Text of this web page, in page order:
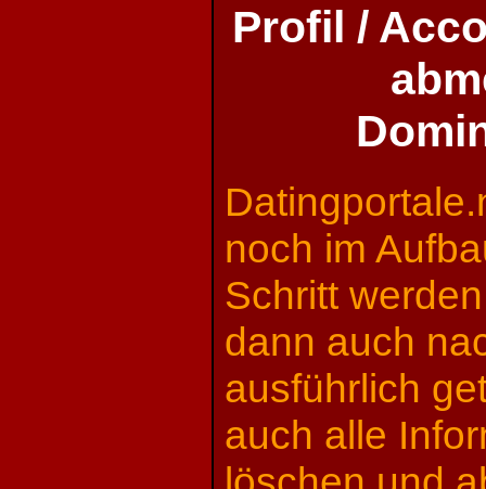
Profil /
noch im
Schritt
dann auch
ausführlich
auch alle